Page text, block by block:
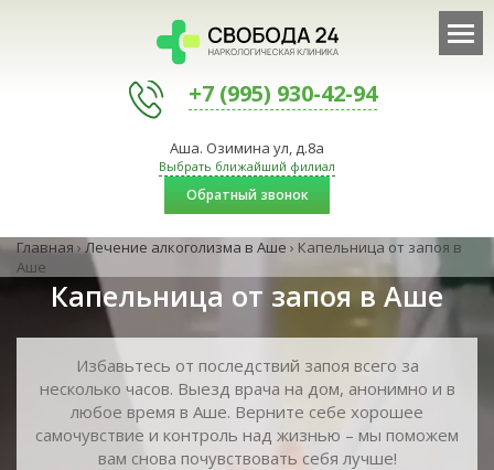
+7 (995) 930-42-94
Аша. Озимина ул, д.8а
Выбрать ближайший филиал
Обратный звонок
Главная › Лечение алкоголизма в Аше › Капельница от запоя в
Аше
Капельница от запоя в Аше
Избавьтесь от последствий запоя всего за
несколько часов. Выезд врача на дом, анонимно и в
любое время в Аше. Верните себе хорошее
самочувствие и контроль над жизнью – мы поможем
вам снова почувствовать себя лучше!